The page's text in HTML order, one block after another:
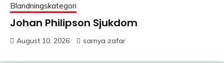
Blandningskategori
Johan Philipson Sjukdom
August 10, 2026 samya zafar